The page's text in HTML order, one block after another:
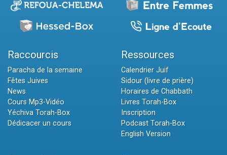
Raccourcis
Paracha de la semaine
Fêtes Juives
News
Cours Mp3-Vidéo
Yéchiva Torah-Box
Dédicacer un cours
Ressources
Calendrier Juif
Sidour (livre de prière)
Horaires de Chabbath
Livres Torah-Box
Inscription
Podcast Torah-Box
English Version